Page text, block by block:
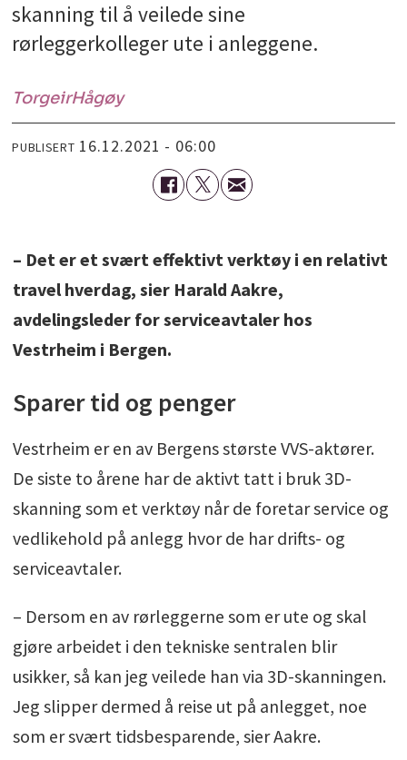
skanning til å veilede sine
rørleggerkolleger ute i anleggene.
TorgeirHågøy
PUBLISERT 16.12.2021 - 06:00
– Det er et svært effektivt verktøy i en relativt
travel hverdag, sier Harald Aakre,
avdelingsleder for serviceavtaler hos
Vestrheim i Bergen.
Sparer tid og penger
Vestrheim er en av Bergens største VVS-aktører.
De siste to årene har de aktivt tatt i bruk 3D-
skanning som et verktøy når de foretar service og
vedlikehold på anlegg hvor de har drifts- og
serviceavtaler.
– Dersom en av rørleggerne som er ute og skal
gjøre arbeidet i den tekniske sentralen blir
usikker, så kan jeg veilede han via 3D-skanningen.
Jeg slipper dermed å reise ut på anlegget, noe
som er svært tidsbesparende, sier Aakre.